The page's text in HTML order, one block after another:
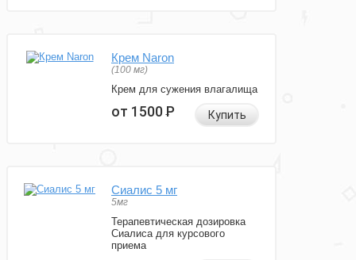
Крем Naron
(100 мг)
Крем для сужения влагалища
от 1500Р Купить
Сиалис 5 мг
5мг
Терапевтическая дозировка
Сиалиса для курсового
приема